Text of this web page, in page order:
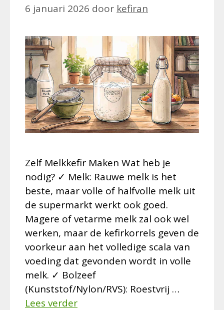
6 januari 2026 door kefiran
Zelf Melkkefir Maken Wat heb je
nodig? ✓ Melk: Rauwe melk is het
beste, maar volle of halfvolle melk uit
de supermarkt werkt ook goed.
Magere of vetarme melk zal ook wel
werken, maar de kefirkorrels geven de
voorkeur aan het volledige scala van
voeding dat gevonden wordt in volle
melk. ✓ Bolzeef
(Kunststof/Nylon/RVS): Roestvrij …
Lees verder